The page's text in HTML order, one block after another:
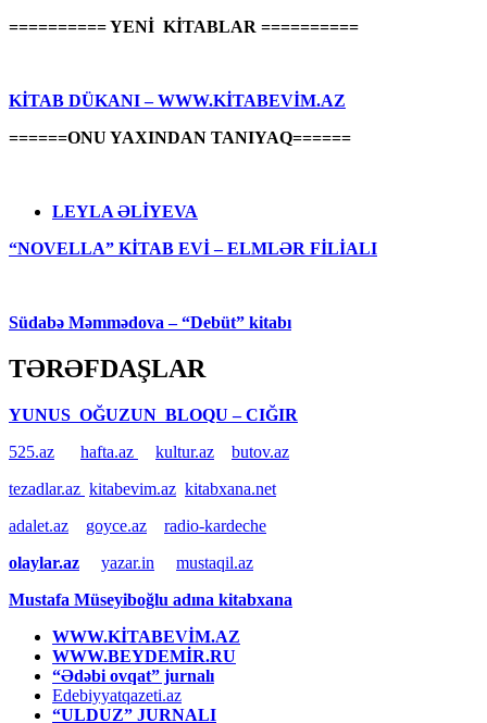
========== YENİ KİTABLAR ==========
KİTAB DÜKANI – WWW.KİTABEVİM.AZ
======ONU YAXINDAN TANIYAQ======
LEYLA ƏLİYEVA
“NOVELLA” KİTAB EVİ – ELMLƏR FİLİALI
Südabə Məmmədova – “Debüt” kitabı
TƏRƏFDAŞLAR
YUNUS OĞUZUN BLOQU – CIĞIR
525.az
hafta.az kultur.az
butov.az
tezadlar.az kitabevim.az kitabxana.net
adalet.az
goyce.az
radio-kardeche
olaylar.az
yazar.in
mustaqil.az
Mustafa Müseyiboğlu adına kitabxana
WWW.KİTABEVİM.AZ
WWW.BEYDEMİR.RU
“Ədəbi ovqat” jurnalı
Edebiyyatqazeti.az
“ULDUZ” JURNALI